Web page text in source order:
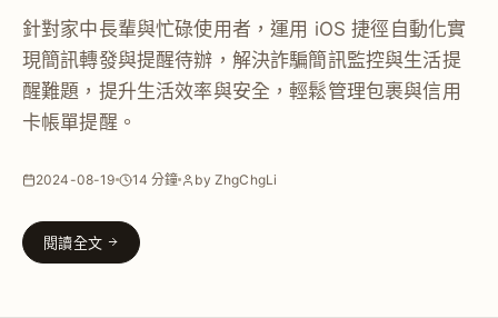
針對家中長輩與忙碌使用者，運用 iOS 捷徑自動化實
現簡訊轉發與提醒待辦，解決詐騙簡訊監控與生活提
醒難題，提升生活效率與安全，輕鬆管理包裹與信用
卡帳單提醒。
2024-08-19 14 分鐘 by ZhgChgLi
閱讀全文